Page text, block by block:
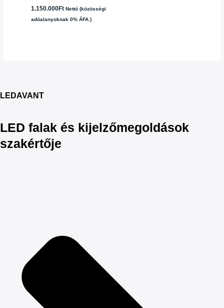
1.150.000Ft Nettó (közösségi
adóalanyoknak 0% ÁFA.)
LEDAVANT
LED falak és kijelzőmegoldások
szakértője